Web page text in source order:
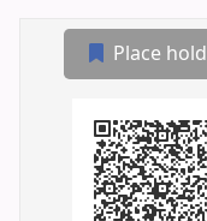
Place hold